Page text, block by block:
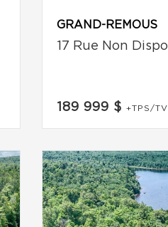
GRAND-REMOUS
17 Rue Non
189 999 $ +TPS/